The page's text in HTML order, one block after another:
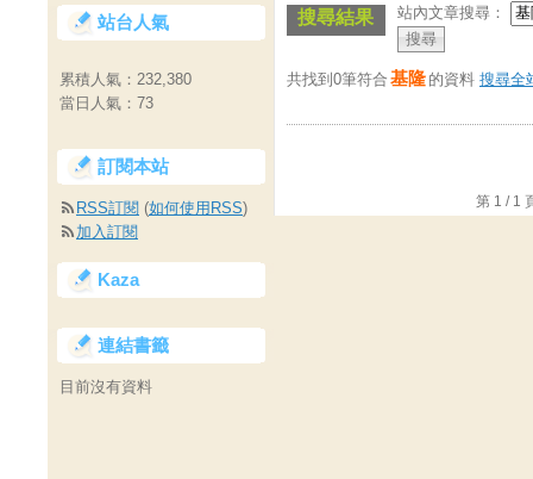
搜尋結果 站內文章搜尋：
共找到0筆符合 基隆 的資料 搜尋全
第 1 /
站台人氣
累積人氣： 232,380
當日人氣： 73
訂閱本站
RSS訂閱 (如何使用RSS)
加入訂閱
Kaza
連結書籤
目前沒有資料